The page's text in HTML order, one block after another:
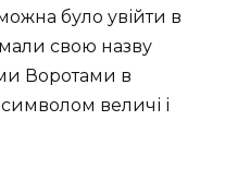
було увійти в
свою назву
Воротами в
величі і